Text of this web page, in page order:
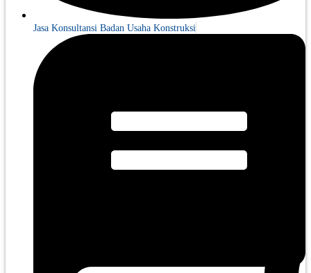
Jasa Konsultansi Badan Usaha Konstruksi